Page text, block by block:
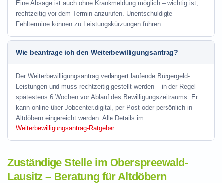
Eine Absage ist auch ohne Krankmeldung möglich – wichtig ist,
rechtzeitig vor dem Termin anzurufen. Unentschuldigte
Fehltermine können zu Leistungskürzungen führen.
Wie beantrage ich den Weiterbewilligungsantrag?
Der Weiterbewilligungsantrag verlängert laufende Bürgergeld-
Leistungen und muss rechtzeitig gestellt werden – in der Regel
spätestens 6 Wochen vor Ablauf des Bewilligungszeitraums. Er
kann online über Jobcenter.digital, per Post oder persönlich in
Altdöbern eingereicht werden. Alle Details im
Weiterbewilligungsantrag-Ratgeber.
Zuständige Stelle im Oberspreewald-
Lausitz – Beratung für Altdöbern